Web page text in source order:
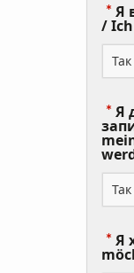
Я
/
Так
Я
Так
Я